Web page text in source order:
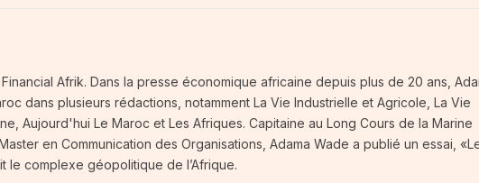
Afrik. Dans la presse économique africaine depuis plus de 20 ans,
dans plusieurs rédactions, notamment La Vie Industrielle et Agricole, La Vie
Aujourd'hui Le Maroc et Les Afriques. Capitaine au Long Cours de la Marine
en Communication des Organisations, Adama Wade a publié un essai,
le complexe géopolitique de l’Afrique.